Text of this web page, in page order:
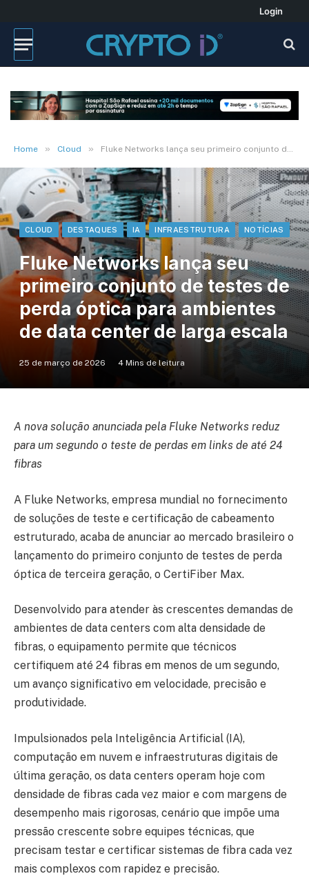
Login
Home » Cloud » Fluke Networks lança seu primeiro conjunto de testes de perda óptica para ambientes de data center de larga escala
CLOUD DESTAQUES IA INFRAESTRUTURA NOTÍCIAS
Fluke Networks lança seu
primeiro conjunto de testes de
perda óptica para ambientes
de data center de larga escala
25 de março de 2026 4 Mins de leitura
A nova solução anunciada pela Fluke Networks reduz
para um segundo o teste de perdas em links de até 24
fibras
A Fluke Networks, empresa mundial no fornecimento
de soluções de teste e certificação de cabeamento
estruturado, acaba de anunciar ao mercado brasileiro o
lançamento do primeiro conjunto de testes de perda
óptica de terceira geração, o CertiFiber Max.
Desenvolvido para atender às crescentes demandas de
ambientes de data centers com alta densidade de
fibras, o equipamento permite que técnicos
certifiquem até 24 fibras em menos de um segundo,
um avanço significativo em velocidade, precisão e
produtividade.
Impulsionados pela Inteligência Artificial (IA),
computação em nuvem e infraestruturas digitais de
última geração, os data centers operam hoje com
densidade de fibras cada vez maior e com margens de
desempenho mais rigorosas, cenário que impõe uma
pressão crescente sobre equipes técnicas, que
precisam testar e certificar sistemas de fibra cada vez
mais complexos com rapidez e precisão.